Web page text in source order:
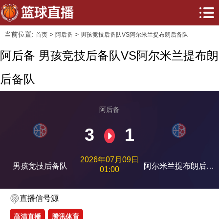
当前位置: 首页> 阿后备> 男孩竞技后备队VS阿尔米兰提布朗后备队
阿后备 男孩竞技后备队VS阿尔米兰提布朗
后备队
男孩竞技后备队
阿后备
3 1
2026年07月09日
01:00
阿尔米兰提布朗后备
直播信号源
高清直播 腾讯体育